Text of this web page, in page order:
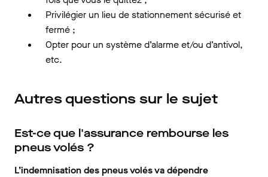
Privilégier un lieu de stationnement sécurisé et
fermé ;
Opter pour un système d’alarme et/ou d’antivol,
etc.
Autres questions sur le sujet
Est-ce que l'assurance rembourse les
pneus volés ?
L’indemnisation des pneus volés va dépendre